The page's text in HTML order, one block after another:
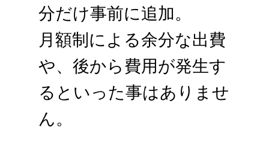
分だけ事前に追加。
月額制による余分な出費
や、後から費用が発生す
るといった事はありませ
ん。